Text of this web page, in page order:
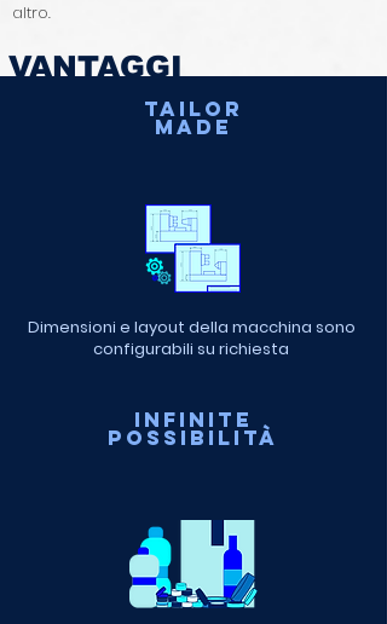
altro.
VANTAGGI
TAILOR
MADE
Dimensioni e layout della macchina sono
configurabili su richiesta
infinite
possIBILITÀ